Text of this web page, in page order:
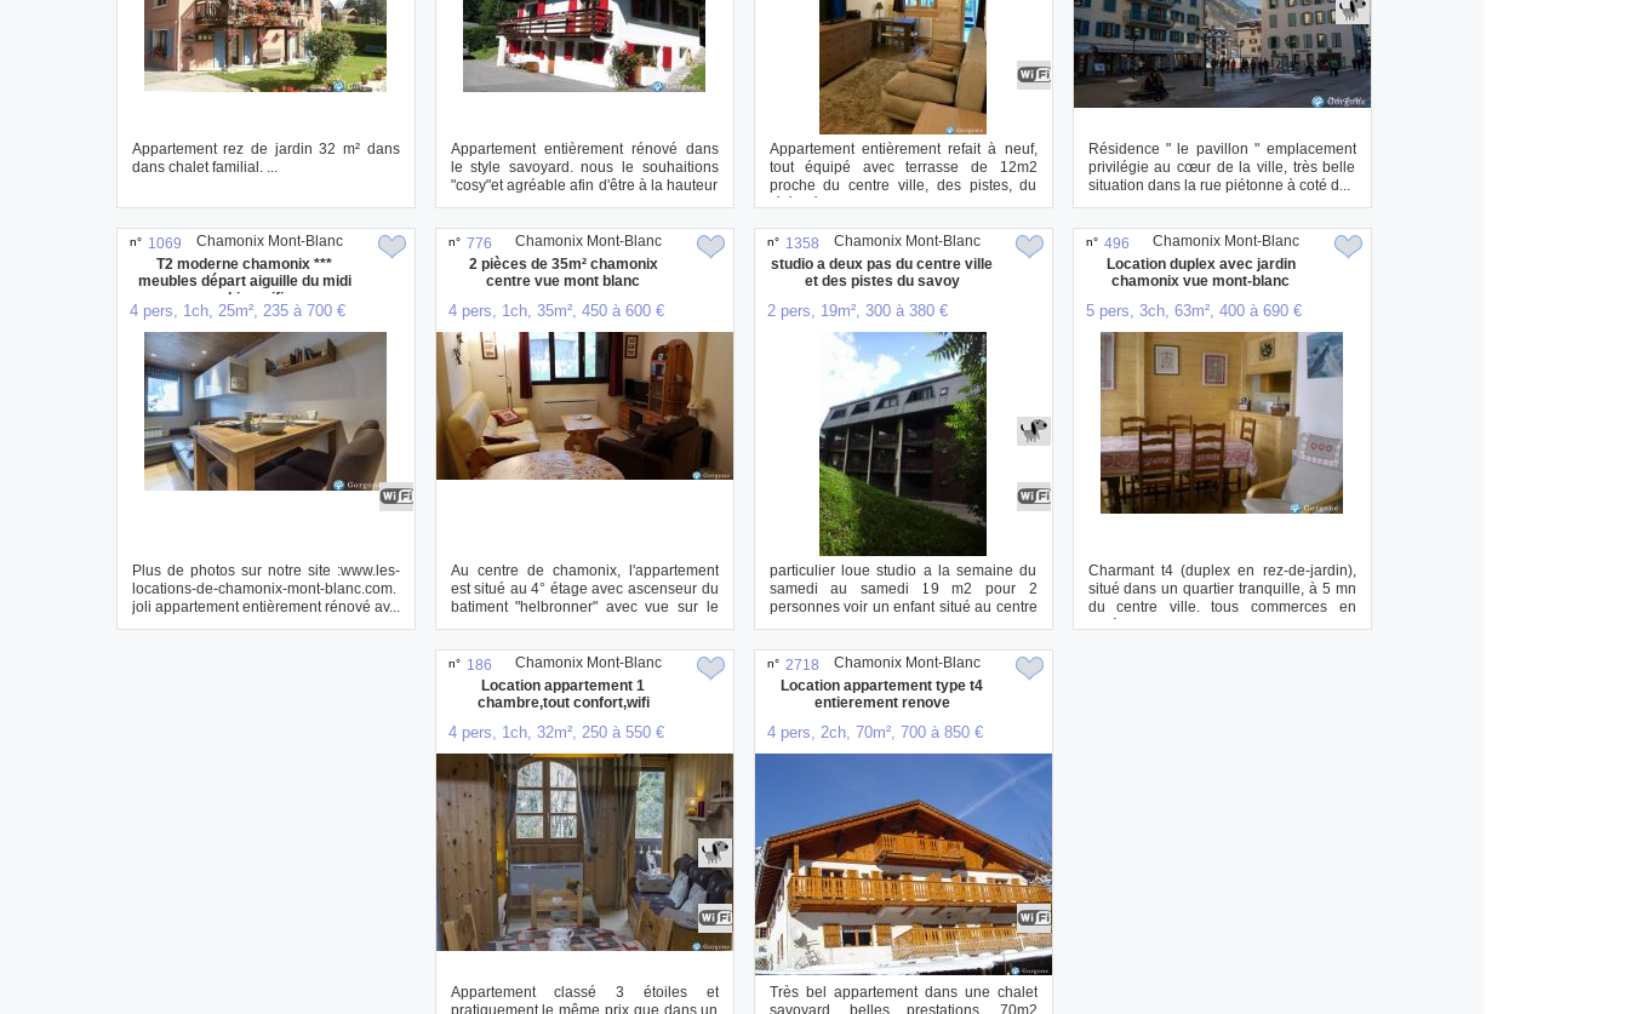
Appartement rez de jardin 32 m² dans
dans chalet familial. ...
Appartement entièrement rénové dans
le style savoyard. nous le souhaitions
"cosy"et agréable afin d'être à la hauteur
de...
Appartement entièrement refait à neuf,
tout équipé avec terrasse de 12m2
proche du centre ville, des pistes, du
téléphér...
Résidence " le pavillon " emplacement
privilégie au cœur de la ville, très belle
situation dans la rue piétonne à coté d...
n° 1069
T2 moderne chamonix ***
meubles départ aiguille du midi
parking wifi
4 pers, 1ch, 25m², 235 à 700 €
Plus de photos sur notre site :www.les-
locations-de-chamonix-mont-blanc.com.
joli appartement entièrement rénové av...
Chamonix Mont-Blanc n° 776
2 pièces de 35m² chamonix
centre vue mont blanc
4 pers, 1ch, 35m², 450 à 600 €
Au centre de chamonix, l'appartement
est situé au 4° étage avec ascenseur du
batiment "helbronner" avec vue sur le
mont ...
Chamonix Mont-Blanc n° 1358
studio a deux pas du centre ville
et des pistes du savoy
2 pers, 19m², 300 à 380 €
particulier loue studio a la semaine du
samedi au samedi 19 m2 pour 2
personnes voir un enfant situé au centre
ville ...
Chamonix Mont-Blanc n° 496
Location duplex avec jardin
chamonix vue mont-blanc
5 pers, 3ch, 63m², 400 à 690 €
Charmant t4 (duplex en rez-de-jardin),
situé dans un quartier tranquille, à 5 mn
du centre ville. tous commerces en
accè...
Chamonix Mont-Blanc
n° 186
Location appartement 1
chambre,tout confort,wifi
4 pers, 1ch, 32m², 250 à 550 €
Appartement classé 3 étoiles et
Chamonix Mont-Blanc n° 2718
Location appartement type t4
entierement renove
4 pers, 2ch, 70m², 700 à 850 €
Très bel appartement dans une chalet
Chamonix Mont-Blanc